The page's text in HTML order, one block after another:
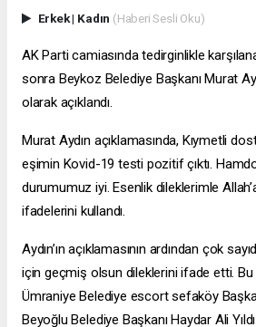
Erkek| Kadın (Haberi Sesli Oku)
AK Parti camiasında tedirginlikle
sonra Beykoz Belediye Başkanı Murat
olarak açıklandı.
Murat Aydın açıklamasında, Kıymetli
eşimin Kovid-19 testi pozitif çıktı.
durumumuz iyi. Esenlik dileklerimle
ifadelerini kullandı.
Aydın’ın açıklamasının ardından çok
için geçmiş olsun dileklerini ifade etti. Bu
Ümraniye Belediye escort sefaköy
Beyoğlu Belediye Başkanı Haydar Ali